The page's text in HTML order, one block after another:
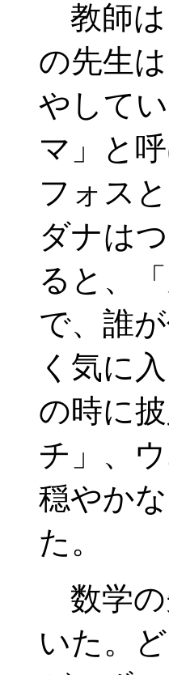
教師は
の先生
やして
マ」と
フォス
ダナは
ると、
で、誰
く気に
の時に
チ」、
穏やか
た。
数学の
いた。